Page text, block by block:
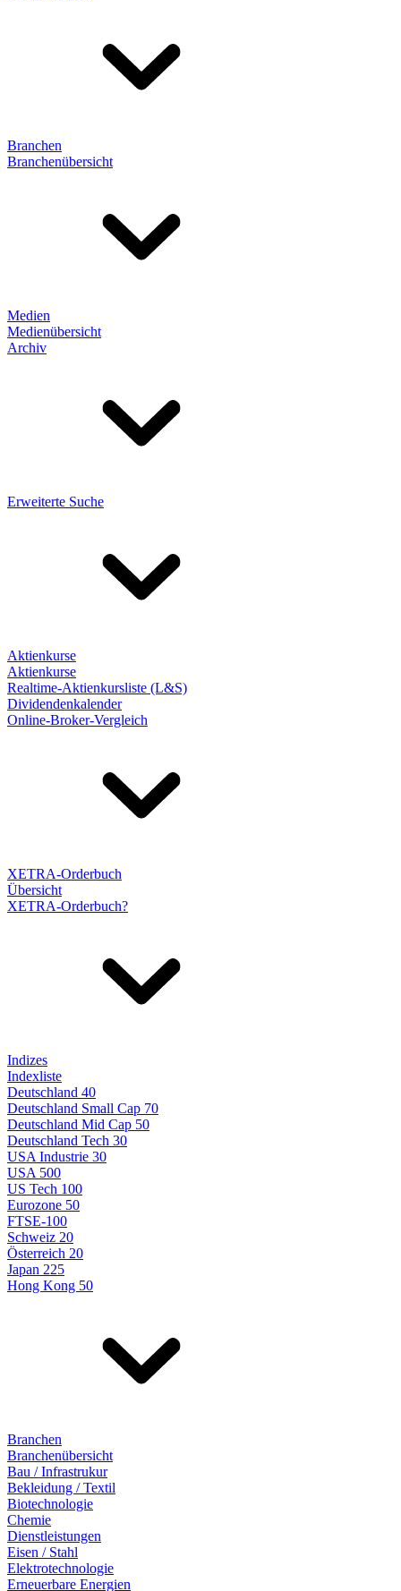
Branchen
Branchenübersicht
Medien
Medienübersicht
Archiv
Erweiterte Suche
Aktienkurse
Aktienkurse
Realtime-Aktienkursliste (L&S)
Dividendenkalender
Online-Broker-Vergleich
XETRA-Orderbuch
Übersicht
XETRA-Orderbuch?
Indizes
Indexliste
Deutschland 40
Deutschland Small Cap 70
Deutschland Mid Cap 50
Deutschland Tech 30
USA Industrie 30
USA 500
US Tech 100
Eurozone 50
FTSE-100
Schweiz 20
Österreich 20
Japan 225
Hong Kong 50
Branchen
Branchenübersicht
Bau / Infrastrukur
Bekleidung / Textil
Biotechnologie
Chemie
Dienstleistungen
Eisen / Stahl
Elektrotechnologie
Erneuerbare Energien